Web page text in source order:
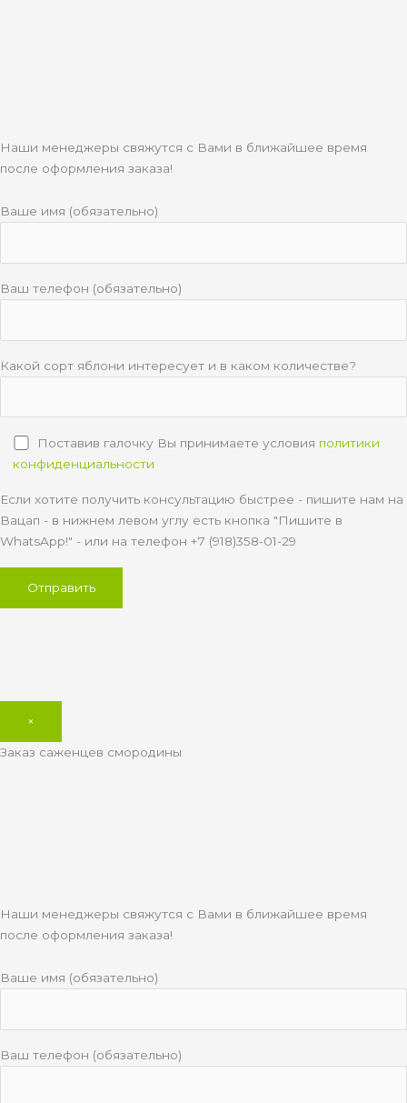
Наши менеджеры свяжутся с Вами в ближайшее время
после оформления заказа!
Ваше имя (обязательно)
Ваш телефон (обязательно)
Какой сорт яблони интересует и в каком количестве?
Поставив галочку Вы принимаете условия политики
конфиденциальности
Если хотите получить консультацию быстрее - пишите нам на
Вацап - в нижнем левом углу есть кнопка "Пишите в
WhatsApp!" - или на телефон +7 (918)358-01-29
×
Заказ саженцев смородины
Наши менеджеры свяжутся с Вами в ближайшее время
после оформления заказа!
Ваше имя (обязательно)
Ваш телефон (обязательно)